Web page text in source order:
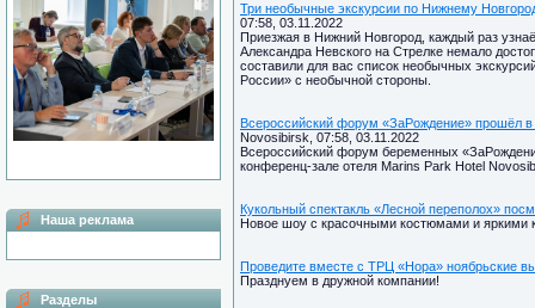
Наша реклама
Разделы
Три необычные экскурсии по Нижнему
07:58, 03.11.2022
Приезжая в Нижний Новгород, каждый раз
Александра Невского на Стрелке немало
составили для вас список необычных
России» с необычной стороны.
Всероссийский форум «ЗаРождение» прошёл
Novosibirsk, 07:58, 03.11.2022
Всероссийский форум беременных
конференц-зале отеля Marins Park Hotel
Кукольный спектакль «Лесной переполох»
Новое шоу с красочными костюмами и яркими
Проведите вместе с ТРЦ «Нора» ноябрьские
Празднуем в дружной компании!